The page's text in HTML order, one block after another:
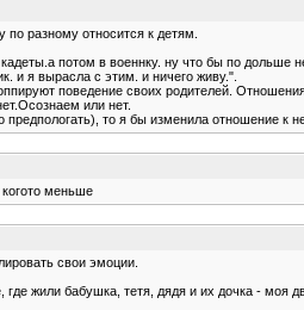
разному относится к детям.
потом в военнку. ну что бы по дольше
и я вырасла с этим. и ничего живу.".
поведение своих родителей.
или нет.
предпологать), то я бы изменила отношение
меньше
свои эмоции.
жили бабушка, тетя, дядя и их дочка - моя